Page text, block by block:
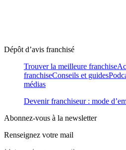
Dépôt d’avis franchisé
Trouver la meilleure franchise
franchiseConseils et guides
médias
Devenir franchiseur : mode
Abonnez-vous à la newsletter
Renseignez votre mail